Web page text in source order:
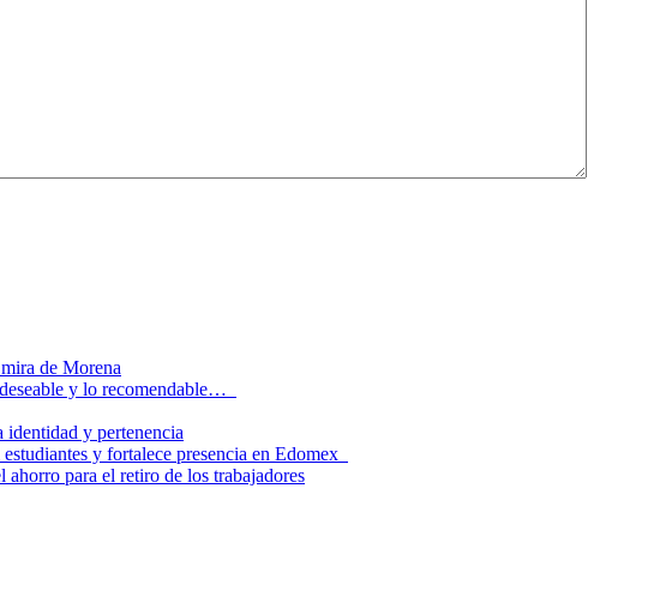
de Morena
y lo recomendable…
y pertenencia
y fortalece presencia en Edomex
ahorro para el retiro de los trabajadores